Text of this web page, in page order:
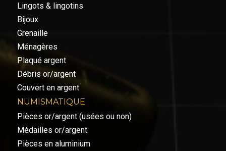
Lingots & lingotins
Bijoux
Grenaille
Ménagères
Plaqué argent
Débris or/argent
Couvert en argent
NUMISMATIQUE
Pièces or/argent (usées ou non)
Médailles or/argent
Pièces en aluminium